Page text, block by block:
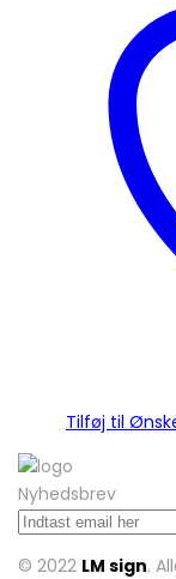
Tilføj til
Nyhedsbrev
© 2022 LM sign.